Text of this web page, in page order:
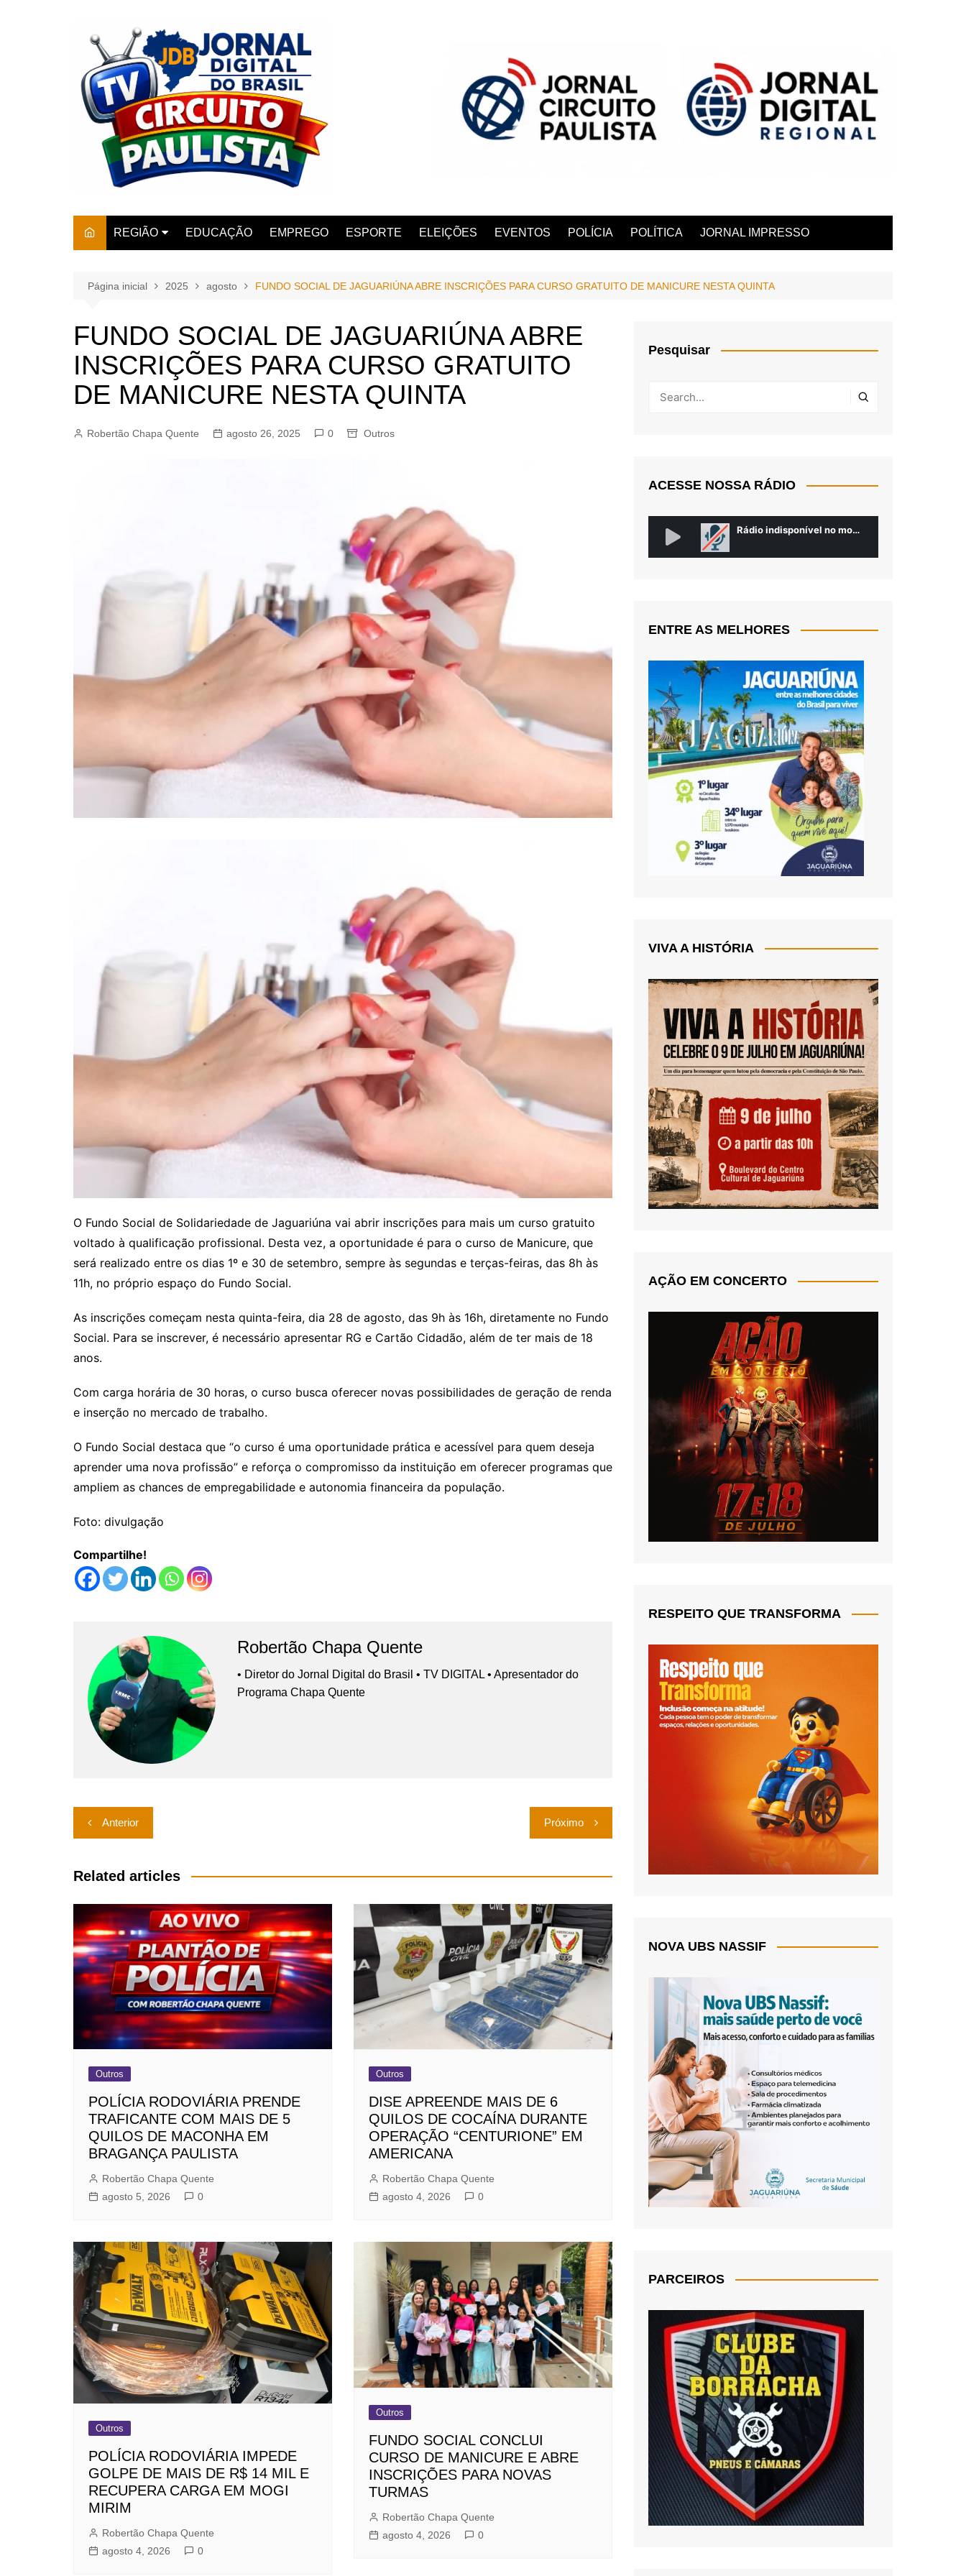
REGIÃO
AMPARO
BARRETOS
CAMPINAS
JAGUARIÚNA
JUNDIAÍ
RIBEIRÃO PRETO
EDUCAÇÃO EMPREGO ESPORTE ELEIÇÕES EVENTOS POLÍCIA POLÍTICA JORNAL IMPRESSO
Página inicial 2025 agosto FUNDO SOCIAL DE JAGUARIÚNA ABRE INSCRIÇÕES PARA CURSO GRATUITO DE MANICURE NESTA QUINTA
FUNDO SOCIAL DE JAGUARIÚNA ABRE
INSCRIÇÕES PARA CURSO GRATUITO
DE MANICURE NESTA QUINTA
Robertão Chapa Quente agosto 26, 2025 0 Outros
O Fundo Social de Solidariedade de Jaguariúna vai abrir inscrições para mais um curso gratuito
voltado à qualificação profissional. Desta vez, a oportunidade é para o curso de Manicure, que
será realizado entre os dias 1º e 30 de setembro, sempre às segundas e terças-feiras, das 8h às
11h, no próprio espaço do Fundo Social.
As inscrições começam nesta quinta-feira, dia 28 de agosto, das 9h às 16h, diretamente no Fundo
Social. Para se inscrever, é necessário apresentar RG e Cartão Cidadão, além de ter mais de 18
anos.
Com carga horária de 30 horas, o curso busca oferecer novas possibilidades de geração de renda
e inserção no mercado de trabalho.
O Fundo Social destaca que “o curso é uma oportunidade prática e acessível para quem deseja
aprender uma nova profissão” e reforça o compromisso da instituição em oferecer programas que
ampliem as chances de empregabilidade e autonomia financeira da população.
Foto: divulgação
Compartilhe!
Robertão Chapa Quente
• Diretor do Jornal Digital do Brasil • TV DIGITAL • Apresentador do
Programa Chapa Quente
Navegação
de
Post
Anterior Próximo
Related articles
Outros
POLÍCIA RODOVIÁRIA PRENDE
TRAFICANTE COM MAIS DE 5
QUILOS DE MACONHA EM
BRAGANÇA PAULISTA
Robertão Chapa Quente
agosto 5, 2026
0
Outros
DISE APREENDE MAIS DE 6
QUILOS DE COCAÍNA DURANTE
OPERAÇÃO “CENTURIONE” EM
AMERICANA
Robertão Chapa Quente
agosto 4, 2026
0
Outros
POLÍCIA RODOVIÁRIA IMPEDE
GOLPE DE MAIS DE R$ 14 MIL E
RECUPERA CARGA EM MOGI
MIRIM
Robertão Chapa Quente
agosto 4, 2026
0
Outros
FUNDO SOCIAL CONCLUI
CURSO DE MANICURE E ABRE
INSCRIÇÕES PARA NOVAS
TURMAS
Robertão Chapa Quente
agosto 4, 2026
0
Pesquisar
ACESSE NOSSA RÁDIO
ENTRE AS MELHORES
VIVA A HISTÓRIA
AÇÃO EM CONCERTO
RESPEITO QUE TRANSFORMA
NOVA UBS NASSIF
PARCEIROS